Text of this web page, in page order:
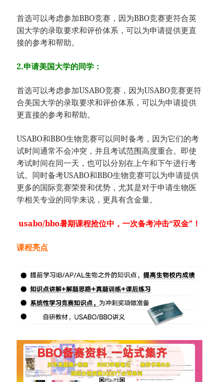
首选可以考虑参加BBO竞赛，因为BBO竞赛更符合英
国大学的录取要求和评价体系，可以为申请提供更直
接的参考和帮助。
2.申请美国大学的同学：
首选可以考虑参加USABO竞赛，因为USABO竞赛更符
合美国大学的录取要求和评价体系，可以为申请提供
更直接的参考和帮助。
USABO和BBO生物竞赛可以同时备考，因为它们的考
试时间通常不会冲突，并且考试范围高度重合。即使
考试时间在同一天，也可以分别在上午和下午进行考
试。同时备考USABO和BBO生物竞赛可以为申请提供
更多的国际竞赛荣誉和优势，尤其是对于申请生物医
学相关专业的同学来说，更具有含金量。
usabo/bbo暑期课程抢位中，一次备考冲击“双金”！
课程亮点